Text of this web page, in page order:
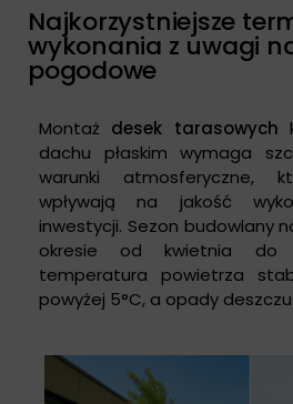
Najkorzystniejsze
wykonania z uwagi
pogodowe
Montaż desek tarasowych
dachu płaskim wymaga
warunki atmosferyczne,
wpływają na jakość
inwestycji. Sezon budowlany
okresie od kwietnia do
temperatura powietrza
powyżej 5°C, a opady